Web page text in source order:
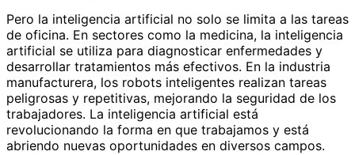
Pero la inteligencia artificial no solo se limita a las tareas
de oficina. En sectores como la medicina, la inteligencia
artificial se utiliza para diagnosticar enfermedades y
desarrollar tratamientos más efectivos. En la industria
manufacturera, los robots inteligentes realizan tareas
peligrosas y repetitivas, mejorando la seguridad de los
trabajadores. La inteligencia artificial está
revolucionando la forma en que trabajamos y está
abriendo nuevas oportunidades en diversos campos.